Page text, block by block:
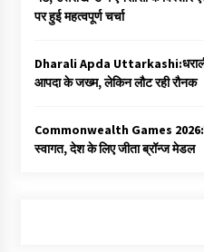
पर हुई महत्वपूर्ण चर्चा
Dharali Apda Uttarkashi:धराली
आपदा के जख्म, लेकिन लौट रही रौनक
Commonwealth Games
स्वागत, देश के लिए जीता ब्रॉन्ज मेडल